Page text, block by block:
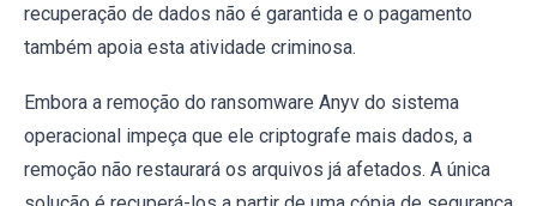
recuperação de dados não é garantida e o pagamento
também apoia esta atividade criminosa.
Embora a remoção do ransomware Anyv do sistema
operacional impeça que ele criptografe mais dados, a
remoção não restaurará os arquivos já afetados. A única